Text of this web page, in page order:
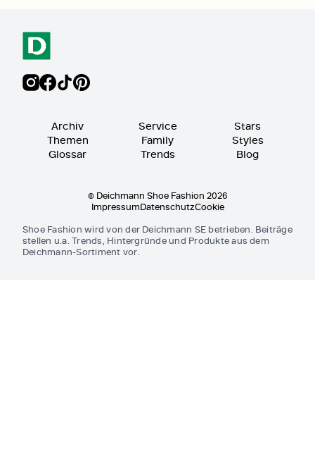
Archiv
Themen
Glossar
Service
Family
Trends
Stars
Styles
Blog
© Deichmann Shoe Fashion 2026
ImpressumDatenschutzCookie
Shoe Fashion wird von der Deichmann SE betrieben. Beiträge
stellen u.a. Trends, Hintergründe und Produkte aus dem
Deichmann-Sortiment vor.